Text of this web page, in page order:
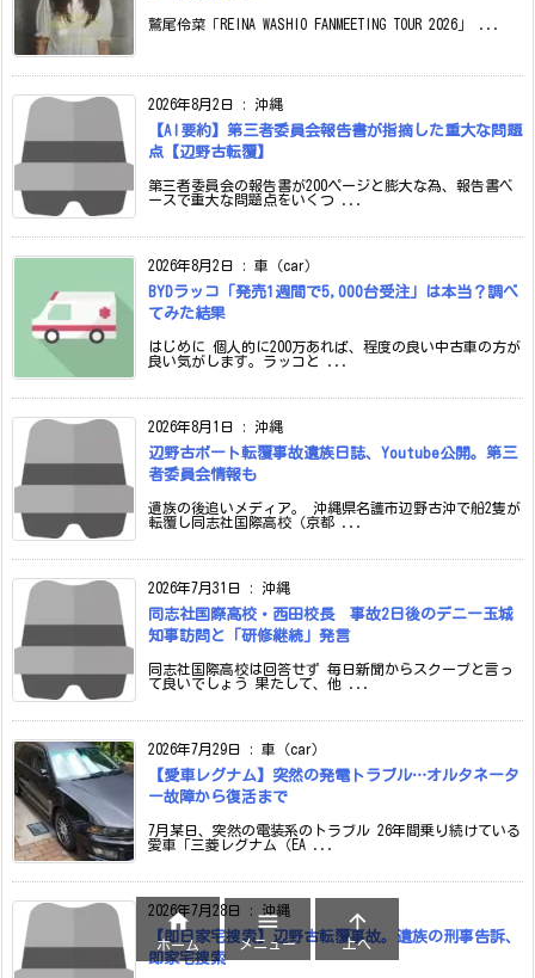
鷲尾伶菜「REINA WASHIO FANMEETING TOUR 2026」 ...
2026年8月2日 : 沖縄
【AI要約】第三者委員会報告書が指摘した重大な問題
点【辺野古転覆】
第三者委員会の報告書が200ページと膨大な為、報告書ベ
ースで重大な問題点をいくつ ...
2026年8月2日 : 車（car）
BYDラッコ「発売1週間で5,000台受注」は本当？調べ
てみた結果
はじめに 個人的に200万あれば、程度の良い中古車の方が
良い気がします。ラッコと ...
2026年8月1日 : 沖縄
辺野古ボート転覆事故遺族日誌、Youtube公開。第三
者委員会情報も
遺族の後追いメディア。 沖縄県名護市辺野古沖で船2隻が
転覆し同志社国際高校（京都 ...
2026年7月31日 : 沖縄
同志社国際高校・西田校長 事故2日後のデニー玉城
知事訪問と「研修継続」発言
同志社国際高校は回答せず 毎日新聞からスクープと言っ
て良いでしょう 果たして、他 ...
2026年7月29日 : 車（car）
【愛車レグナム】突然の発電トラブル…オルタネータ
ー故障から復活まで
7月某日、突然の電装系のトラブル 26年間乗り続けている
愛車「三菱レグナム（EA ...
2026年7月28日 : 沖縄
【即日家宅捜索】辺野古転覆事故。遺族の刑事告訴、
即家宅捜索

ホーム

メニュー

上へ